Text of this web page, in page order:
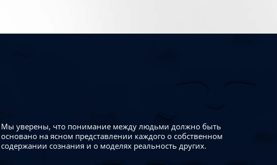
Мы уверены, что понимание между людьми должно быть
основано на ясном представлении каждого о собственном
содержании сознания и о моделях реальность других.